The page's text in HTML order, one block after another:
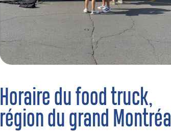
Horaire du food truck,
région du grand Montréal